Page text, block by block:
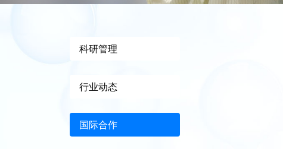
科研管理
行业动态
国际合作